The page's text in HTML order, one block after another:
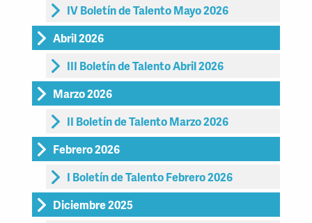
IV Boletín de Talento Mayo 2026
Abril 2026
III Boletín de Talento Abril 2026
Marzo 2026
II Boletín de Talento Marzo 2026
Febrero 2026
I Boletín de Talento Febrero 2026
Diciembre 2025